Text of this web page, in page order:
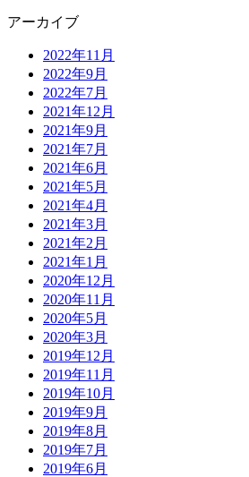
アーカイブ
2022年11月
2022年9月
2022年7月
2021年12月
2021年9月
2021年7月
2021年6月
2021年5月
2021年4月
2021年3月
2021年2月
2021年1月
2020年12月
2020年11月
2020年5月
2020年3月
2019年12月
2019年11月
2019年10月
2019年9月
2019年8月
2019年7月
2019年6月